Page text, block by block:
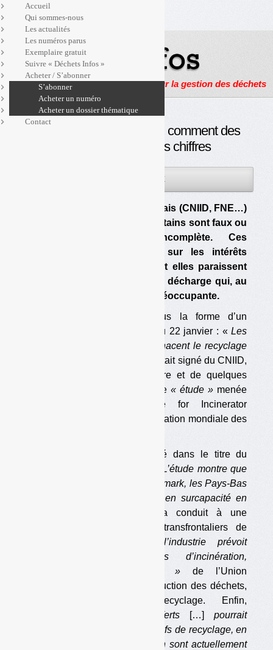
Actualités, enquêtes et reportages sur la gestion des déchets
Capacités d’incinération : comment des
ONG manipulent les chiffres
OLIVIER GUICHARDAZ
GAIA et ses partenaires français (CNIID, FNE…)
donnent des chiffres dont certains sont faux ou
présentés de façon incomplète. Ces
organisations se trompent sur les intérêts
économiques des acteurs. Et elles paraissent
oublier que c’est la part de la décharge qui, au
niveau européen, demeure préoccupante.
L’information est tombée sous la forme d’un
communiqué de presse daté du 22 janvier : «Les
surcapacités d’incinération menacent le recyclage
Le communiqué était signé du CNIID,
de FNE, des Amis de la Terre et de quelques
autres ONG. Il s’appuie sur une« étude » menée
par GAIA (Global Alliance for Incinerator
Alternatives), une sorte de fédération mondiale des
Le message, fort bien résumé dans le titre du
« L’étude montre que
l’Allemagne, la Suède, le Danemark, les Pays-Bas
et le Royaume-Uni sont déjà en surcapacité en
Cela conduit à une
augmentation des transferts transfrontaliers de
« l’industrie prévoit
d’augmenter les capacités d’incinération,
compromettant les objectifs » de l’Union
européenne en matière de réduction des déchets,
de réemploi et de recyclage. Enfin,
« l’augmentation des transferts […]pourrait
empêcher d’atteindre les objectifs de recyclage, en
particulier dans les pays qui en sont actuellement
Accueil
Qui sommes-nous
Les actualités
Les numéros parus
Exemplaire gratuit
Suivre « Déchets Infos »
Acheter / S’abonner
S’abonner
Acheter un numéro
Acheter un dossier thématique
Contact